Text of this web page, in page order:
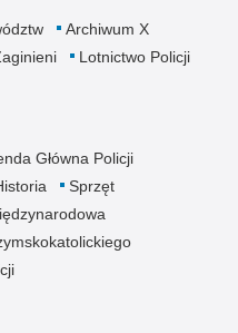
Archiwum X
Lotnictwo Policji
Główna Policji
Sprzęt